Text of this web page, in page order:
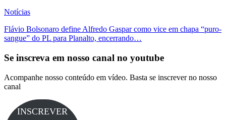
Notícias
Flávio Bolsonaro define Alfredo Gaspar como vice em chapa “puro-
sangue” do PL para Planalto, encerrando…
Se inscreva em nosso canal no youtube
Acompanhe nosso conteúdo em vídeo. Basta se inscrever no nosso
canal
INSCREVER